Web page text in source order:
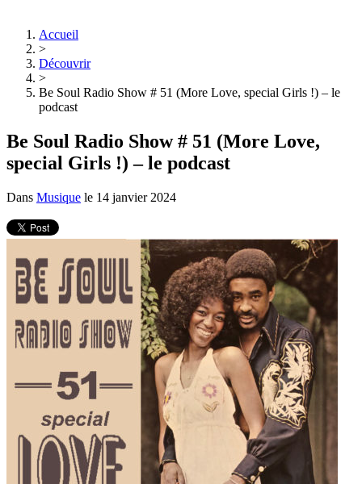
Accueil
>
Découvrir
>
Be Soul Radio Show # 51 (More Love, special Girls !) – le
podcast
Be Soul Radio Show # 51 (More Love,
special Girls !) – le podcast
Dans Musique le 14 janvier 2024